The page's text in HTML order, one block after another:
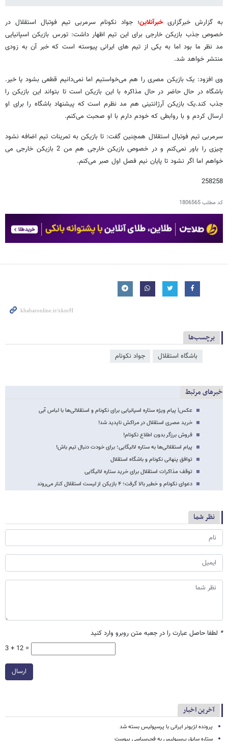
به گزارش خبرگزاریخبرآنلاین؛ جواد نکونام سرمربی تیم فوتبال استقلال در
خصوص جذب بازیکن خارجی برای این تیم اظهار داشت: تورس بازیکن اسپانیایی
مد نظر ما بود اما به یکی از تیم های ایرانی پیوسته است که خبر آن به زودی
منتشر خواهد شد.
وی افزود: یک بازیکن مصری را هم می‌خواستیم اما نمی‌دانیم قطعی بشود یا خیر.
باشگاه در حال حاضر در حال مذاکره با این بازیکن است تا بتواند این بازیکن را
جذب کند.یک بازیکن آرژانتینی هم مد نظرم است که پیشنهاد باشگاه را برای او
ارسال کردم و با روابطی که خودم دارم با او صحبت می‌کنم.
سرمربی تیم فوتبال استقلال همچنین گفت: تا بازیکن به تمرینات تیم اضافه نشود
چیزی را باور نمی‌کنم و در خصوص بازیکن خارجی هم من 2 بازیکن خارجی می
خواهم اما اگر نشود تا پایان نیم فصل اول صبر می‌کنم.
258258
کد مطلب1806565
برچسب‌ها
باشگاه استقلال جواد نکونام
خبرهای مرتبط
عکس| پیام ویژه ستاره اسپانیایی برای نکونام و استقلالی‌ها با لباس آبی
خرید مصری استقلال در مراکش ناپدید شد!
فروش برزگر بدون اطلاع نکونام!
پیام استقلالی‌ها به ستاره لالیگایی؛ برای خودت دنبال تیم باش!
توافق پنهانی نکونام و باشگاه استقلال
توقف مذاکرات استقلال برای خرید ستاره لالیگایی
دعوای نکونام و خطیر بالا گرفت؛ ۴ بازیکن از لیست استقلال کنار می‌روند
نظر شما
* لطفا حاصل عبارت را در جعبه متن روبرو وارد کنید
3 + 12 =
ارسال
آخرین اخبار
پرونده لژیونر ایرانی با پرسپولیس بسته شد
ستاره سابق پرسپولیس به فجرسپاسی پیوست